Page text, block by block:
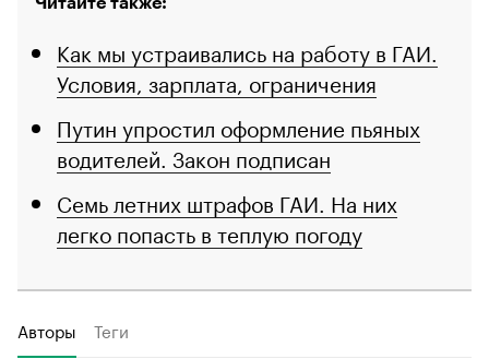
Как мы устраивались на работу в ГАИ.
Условия, зарплата, ограничения
Путин упростил оформление пьяных
водителей. Закон подписан
Семь летних штрафов ГАИ. На них
легко попасть в теплую погоду
Авторы Теги